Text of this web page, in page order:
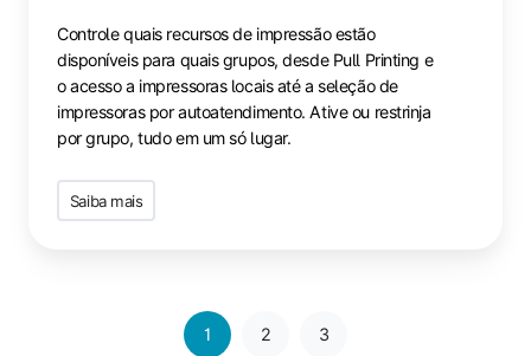
Controle quais recursos de impressão estão
disponíveis para quais grupos, desde Pull Printing e
o acesso a impressoras locais até a seleção de
impressoras por autoatendimento. Ative ou restrinja
por grupo, tudo em um só lugar.
Saiba mais
1 2 3